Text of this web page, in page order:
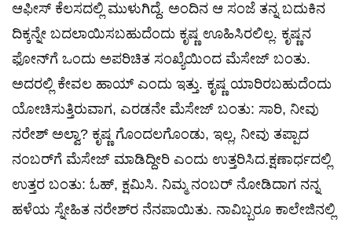
ಆಫೀಸ್ ಕೆಲಸದಲ್ಲಿ ಮುಳುಗಿದ್ದೆ. ಅಂದಿನ ಆ ಸಂಜೆ ತನ್ನ ಬದುಕಿನ
ದಿಕ್ಕನ್ನೇ ಬದಲಾಯಿಸಬಹುದೆಂದು ಕೃಷ್ಣ ಊಹಿಸಿರಲಿಲ್ಲ. ಕೃಷ್ಣನ
ಫೋನ್‌ಗೆ ಒಂದು ಅಪರಿಚಿತ ಸಂಖ್ಯೆಯಿಂದ ಮೆಸೇಜ್ ಬಂತು.
ಅದರಲ್ಲಿ ಕೇವಲ ಹಾಯ್ ಎಂದು ಇತ್ತು. ಕೃಷ್ಣ ಯಾರಿರಬಹುದೆಂದು
ಯೋಚಿಸುತ್ತಿರುವಾಗ, ಎರಡನೇ ಮೆಸೇಜ್ ಬಂತು: ಸಾರಿ, ನೀವು
ನರೇಶ್ ಅಲ್ವಾ? ಕೃಷ್ಣ ಗೊಂದಲಗೊಂಡು, ಇಲ್ಲ, ನೀವು ತಪ್ಪಾದ
ನಂಬರ್‌ಗೆ ಮೆಸೇಜ್ ಮಾಡಿದ್ದೀರಿ ಎಂದು ಉತ್ತರಿಸಿದ.ಕ್ಷಣಾರ್ಧದಲ್ಲಿ
ಉತ್ತರ ಬಂತು: ಓಹ್, ಕ್ಷಮಿಸಿ. ನಿಮ್ಮ ನಂಬರ್ ನೋಡಿದಾಗ ನನ್ನ
ಹಳೆಯ ಸ್ನೇಹಿತ ನರೇಶ್‌ರ ನೆನಪಾಯಿತು. ನಾವಿಬ್ಬರೂ ಕಾಲೇಜಿನಲ್ಲಿ